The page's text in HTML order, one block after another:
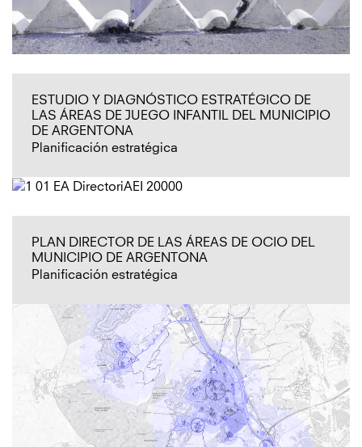
ESTUDIO Y DIAGNÓSTICO ESTRATÉGICO DE
LAS ÁREAS DE JUEGO INFANTIL DEL MUNICIPIO
DE ARGENTONA
Planificación estratégica
PLAN DIRECTOR DE LAS ÁREAS DE OCIO DEL
MUNICIPIO DE ARGENTONA
Planificación estratégica